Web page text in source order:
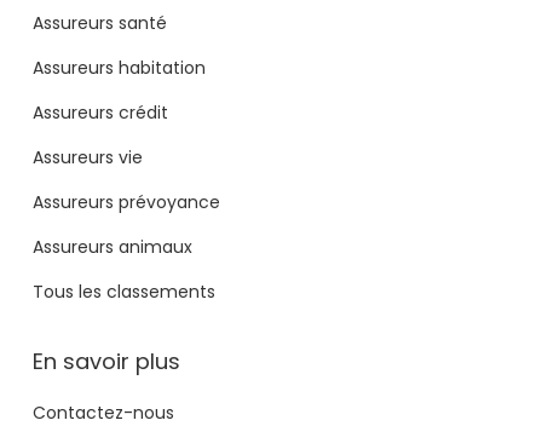
Assureurs santé
Assureurs habitation
Assureurs crédit
Assureurs vie
Assureurs prévoyance
Assureurs animaux
Tous les classements
En savoir plus
Contactez-nous